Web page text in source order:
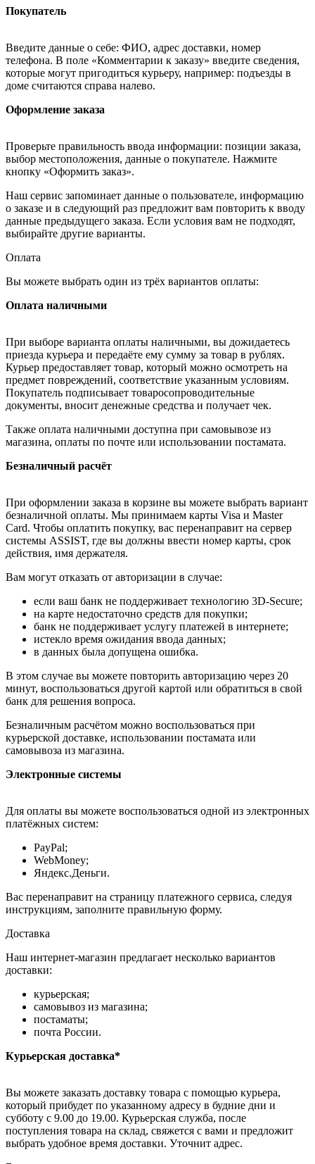
Покупатель
Введите данные о себе: ФИО, адрес доставки, номер
телефона. В поле «Комментарии к заказу» введите сведения,
которые могут пригодиться курьеру, например: подъезды в
доме считаются справа налево.
Оформление заказа
Проверьте правильность ввода информации: позиции заказа,
выбор местоположения, данные о покупателе. Нажмите
кнопку «Оформить заказ».
Наш сервис запоминает данные о пользователе, информацию
о заказе и в следующий раз предложит вам повторить к вводу
данные предыдущего заказа. Если условия вам не подходят,
выбирайте другие варианты.
Оплата
Вы можете выбрать один из трёх вариантов оплаты:
Оплата наличными
При выборе варианта оплаты наличными, вы дожидаетесь
приезда курьера и передаёте ему сумму за товар в рублях.
Курьер предоставляет товар, который можно осмотреть на
предмет повреждений, соответствие указанным условиям.
Покупатель подписывает товаросопроводительные
документы, вносит денежные средства и получает чек.
Также оплата наличными доступна при самовывозе из
магазина, оплаты по почте или использовании постамата.
Безналичный расчёт
При оформлении заказа в корзине вы можете выбрать вариант
безналичной оплаты. Мы принимаем карты Visa и Master
Card. Чтобы оплатить покупку, вас перенаправит на сервер
системы ASSIST, где вы должны ввести номер карты, срок
действия, имя держателя.
Вам могут отказать от авторизации в случае:
если ваш банк не поддерживает технологию 3D-Secure;
на карте недостаточно средств для покупки;
банк не поддерживает услугу платежей в интернете;
истекло время ожидания ввода данных;
в данных была допущена ошибка.
В этом случае вы можете повторить авторизацию через 20
минут, воспользоваться другой картой или обратиться в свой
банк для решения вопроса.
Безналичным расчётом можно воспользоваться при
курьерской доставке, использовании постамата или
самовывоза из магазина.
Электронные системы
Для оплаты вы можете воспользоваться одной из электронных
платёжных систем:
PayPal;
WebMoney;
Яндекс.Деньги.
Вас перенаправит на страницу платежного сервиса, следуя
инструкциям, заполните правильную форму.
Доставка
Наш интернет-магазин предлагает несколько вариантов
доставки:
курьерская;
самовывоз из магазина;
постаматы;
почта России.
Курьерская доставка*
Вы можете заказать доставку товара с помощью курьера,
который прибудет по указанному адресу в будние дни и
субботу с 9.00 до 19.00. Курьерская служба, после
поступления товара на склад, свяжется с вами и предложит
выбрать удобное время доставки. Уточнит адрес.